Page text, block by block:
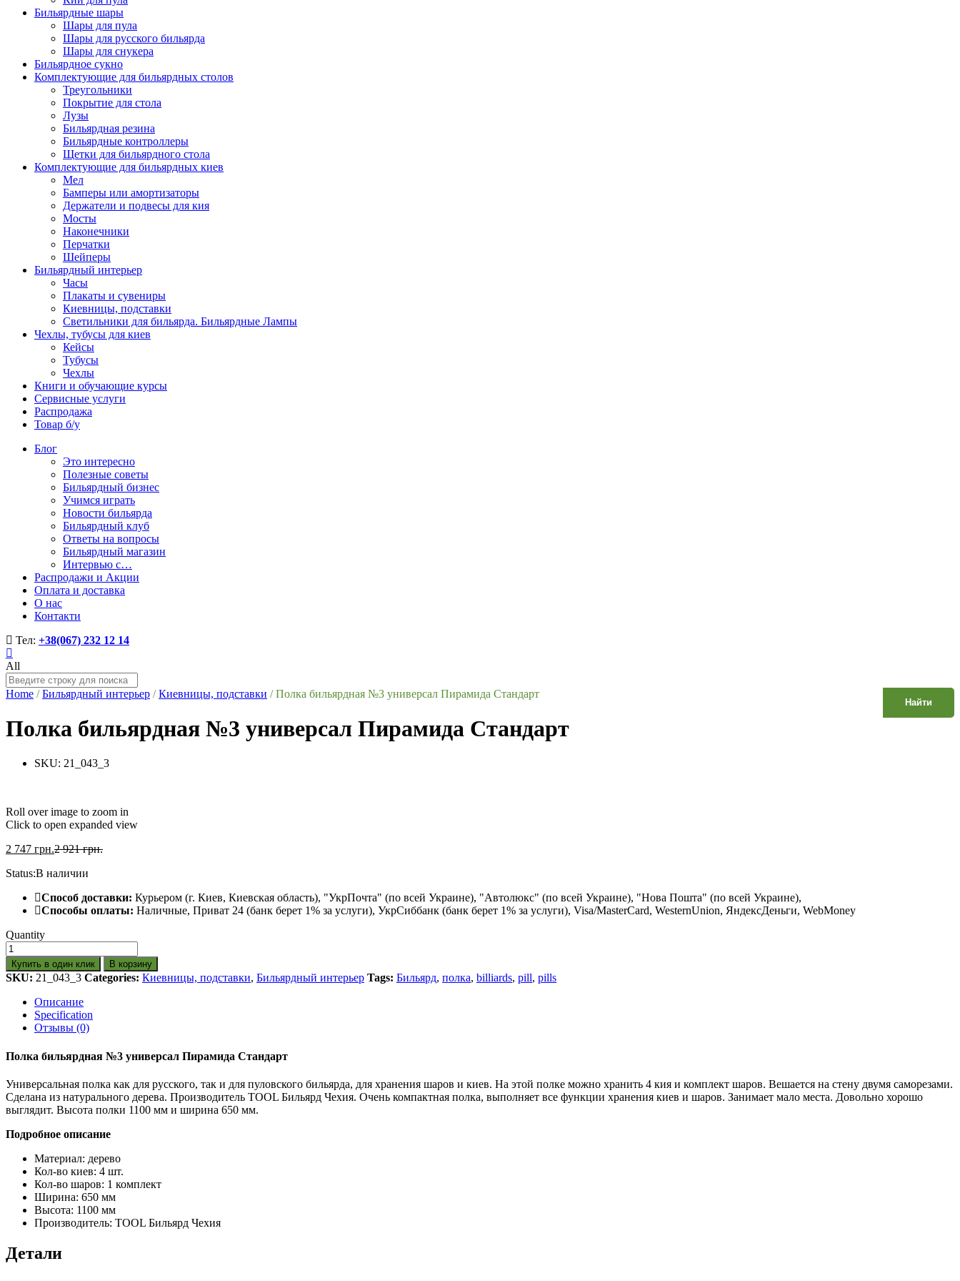
Бильярдные шары
Шары для пула
Шары для русского бильярда
Шары для снукера
Бильярдное сукно
Комплектующие для бильярдных столов
Треугольники
Покрытие для стола
Лузы
Бильярдная резина
Бильярдные контроллеры
Щетки для бильярдного стола
Комплектующие для бильярдных киев
Мел
Бамперы или амортизаторы
Держатели и подвесы для кия
Мосты
Наконечники
Перчатки
Шейперы
Бильярдный интерьер
Часы
Плакаты и сувениры
Киевницы, подставки
Светильники для бильярда. Бильярдные Лампы
Чехлы, тубусы для киев
Кейсы
Тубусы
Чехлы
Книги и обучающие курсы
Сервисные услуги
Распродажа
Товар б/у
Блог
Это интересно
Полезные советы
Бильярдный бизнес
Учимся играть
Новости бильярда
Бильярдный клуб
Ответы на вопросы
Бильярдный магазин
Интервью с…
Распродажи и Акции
Оплата и доставка
О нас
Контакти
Тел: +38(067) 232 12 14
All
Найти
Home / Бильярдный интерьер / Киевницы, подставки / Полка бильярдная №3 универсал Пирамида Стандарт
Полка бильярдная №3 универсал Пирамида Стандарт
SKU: 21_043_3
Roll over image to zoom in
Click to open expanded view
2 747 грн.2 921грн.
Status:В наличии
Способ доставки: Курьером (г. Киев, Киевская область), "УкрПочта" (по всей Украине), "Автолюкс" (по всей Украине), "Нова Пошта" (по всей Украине),
Способы оплаты: Наличные, Приват 24 (банк берет 1% за услуги), УкрСиббанк (банк берет 1% за услуги), Visa/МаsterСard, WesternUnion, ЯндексДеньги, WebMoney
Quantity
Купить в один клик В корзину
SKU: 21_043_3 Categories: Киевницы, подставки, Бильярдный интерьер Tags: Бильярд, полка, billiards, pill, pills
Описание
Specification
Отзывы (0)
Полка бильярдная №3 универсал Пирамида Стандарт
Универсальная полка как для русского, так и для пуловского бильярда, для хранения шаров и киев. На этой полке можно хранить 4 кия и комплект шаров. Вешается на стену двумя саморезами.
Сделана из натурального дерева. Производитель TOOL Бильярд Чехия. Очень компактная полка, выполняет все функции хранения киев и шаров. Занимает мало места. Довольно хорошо
выглядит. Высота полки 1100 мм и ширина 650 мм.
Подробное описание
Материал: дерево
Кол-во киев: 4 шт.
Кол-во шаров: 1 комплект
Ширина: 650 мм
Высота: 1100 мм
Производитель: TOOL Бильярд Чехия
Детали